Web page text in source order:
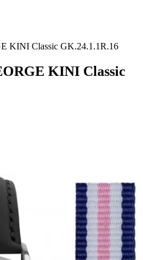
KINI Classic GK.24.1.1R.16
KINI Classic